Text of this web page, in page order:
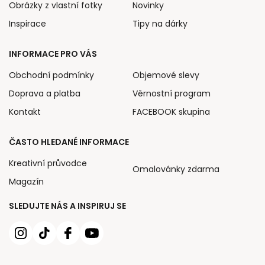
SLEDUJTE NÁS A INSPIRUJ SE
Obrázky z vlastní fotky
Inspirace
Novinky
Tipy na dárky
INFORMACE PRO VÁS
Obchodní podmínky
Doprava a platba
Kontakt
Objemové slevy
Věrnostní program
FACEBOOK skupina
ČASTO HLEDANÉ INFORMACE
Kreativní průvodce
Magazín
Omalovánky zdarma